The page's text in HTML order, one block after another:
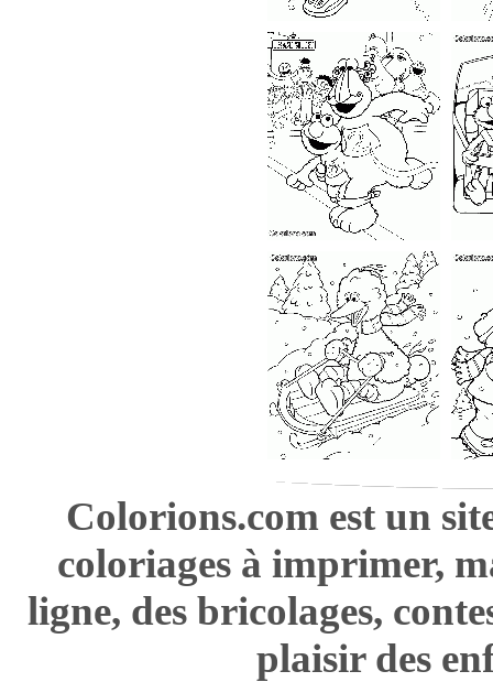
Colorions.com est un
coloriages à imprimer,
ligne, des bricolages,
plaisir des